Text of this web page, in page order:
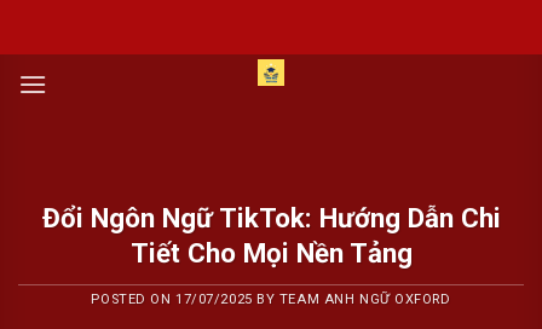
content
Đổi Ngôn Ngữ TikTok: Hướng Dẫn Chi
Tiết Cho Mọi Nền Tảng
POSTED ON17/07/2025 BY TEAM ANH NGỮ OXFORD